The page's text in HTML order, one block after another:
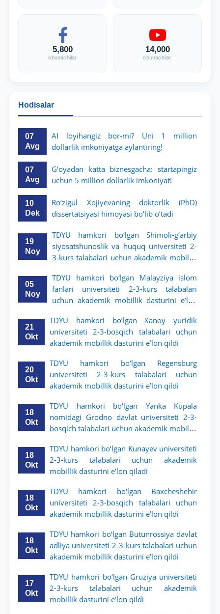
5,800
obunachilar
14,000
obunachilar
Hodisalar
07
Avg
AI loyihangiz bor-mi? Uni 1 million
dollarlik imkoniyatga aylantiring!
07
Avg
G‘oyadan katta biznesgacha: startapingiz
uchun 5 million dollarlik imkoniyat!
10
Dek
Ro‘zigul Xojiyevaning doktorlik (PhD)
dissertatsiyasi himoyasi bo‘lib o‘tadi
19
Noy
TDYU hamkori bo‘lgan Shimoli-g‘arbiy
siyosatshunoslik va huquq universiteti 2-
3-kurs talabalari uchun akademik mobillik
05
Noy
TDYU hamkori bo‘lgan Malayziya islom
fanlari universiteti 2-3-kurs talabalari
uchun akademik mobillik dasturini e’lon
21
Okt
TDYU hamkori bo‘lgan Xanoy yuridik
universiteti 2-3-bosqich talabalari uchun
akademik mobillik dasturini e’lon qildi
20
Okt
TDYU hamkori bo‘lgan Regensburg
universiteti 2-3-kurs talabalari uchun
akademik mobillik dasturini e’lon qildi
18
Okt
TDYU hamkori bo‘lgan Yanka Kupala
nomidagi Grodno davlat universiteti 2-3-
bosqich talabalari uchun akademik mobillik
18
Okt
TDYU hamkori bo‘lgan Kunayev universiteti
2-3-kurs talabalari uchun akademik
mobillik dasturini e’lon qiladi
18
Okt
TDYU hamkori bo‘lgan Baxcheshehir
universiteti 2-3-bosqich talabalari uchun
akademik mobillik dasturini e’lon qildi
18
Okt
TDYU hamkori bo‘lgan Butunrossiya davlat
adliya universiteti 2-3-kurs talabalari uchun
akademik mobillik dasturini e’lon qildi
17
Okt
TDYU hamkori bo‘lgan Gruziya universiteti
2-3-kurs talabalari uchun akademik
mobillik dasturini e’lon qildi